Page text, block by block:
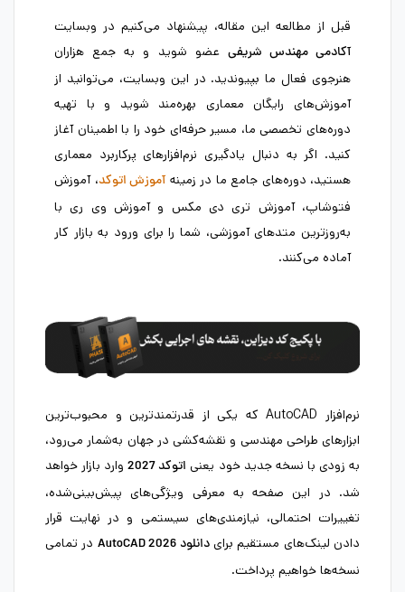
قبل از مطالعه این مقاله، پیشنهاد می‌کنیم در وبسایت
آکادمی مهندس شریفی عضو شوید و به جمع هزاران
هنرجوی فعال ما بپیوندید. در این وبسایت، می‌توانید از
آموزش‌های رایگان معماری بهره‌مند شوید و با تهیه
دوره‌های تخصصی ما، مسیر حرفه‌ای خود را با اطمینان آغاز
کنید. اگر به دنبال یادگیری نرم‌افزارهای پرکاربرد معماری
هستید، دوره‌های جامع ما در زمینهآموزش اتوکد، آموزش
فتوشاپ، آموزش تری‌ دی‌ مکس و آموزش وی‌ ری با
به‌روزترین متدهای آموزشی، شما را برای ورود به بازار کار
آماده می‌کنند.
نرم‌افزار AutoCAD که یکی از قدرتمندترین و محبوب‌ترین
ابزارهای طراحی مهندسی و نقشه‌کشی در جهان به‌شمار می‌رود،
به زودی با نسخه جدید خود یعنی اتوکد 2027
وارد بازار خواهد
شد. در این صفحه به معرفی ویژگی‌های پیش‌بینی‌شده،
تغییرات احتمالی، نیازمندی‌های سیستمی و در نهایت قرار
دادن لینک‌های مستقیم برایدانلود
در تمامی
نسخه‌ها خواهیم پرداخت.